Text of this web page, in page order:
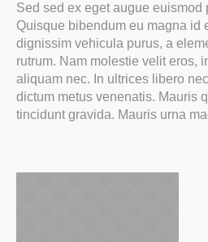
Sed sed ex eget augue euismod
Quisque bibendum eu magna id
dignissim vehicula purus, a
rutrum. Nam molestie velit eros,
aliquam nec. In ultrices libero
dictum metus venenatis. Mauris
tincidunt gravida. Mauris urna